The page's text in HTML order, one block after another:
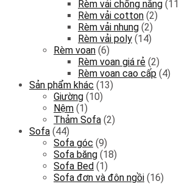
Rèm vải chống nắng
Rèm vải cotton (2)
Rèm vải nhung (2)
Rèm vải poly (14)
Rèm voan (6)
Rèm voan giá rẻ (2)
Rèm voan cao cấp (4)
Sản phẩm khác (13)
Giường (10)
Nệm (1)
Thảm Sofa (2)
Sofa (44)
Sofa góc (9)
Sofa băng (18)
Sofa Bed (1)
Sofa đơn và đôn ngồi (16)